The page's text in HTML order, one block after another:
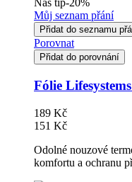
Náš tip-20%
Můj seznam přání
Přidat do seznamu
Porovnat
Přidat do porovnání
Fólie
189 Kč
151 Kč
Odolné nouzové
komfortu a ochranu